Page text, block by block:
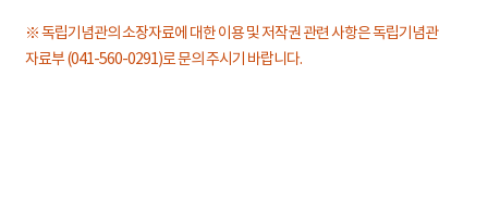
※ 독립기념관의 소장자료에 대한 이용 및 저작권 관련 사항은 독립기념관
자료부 (041-560-0291)로 문의 주시기 바랍니다.